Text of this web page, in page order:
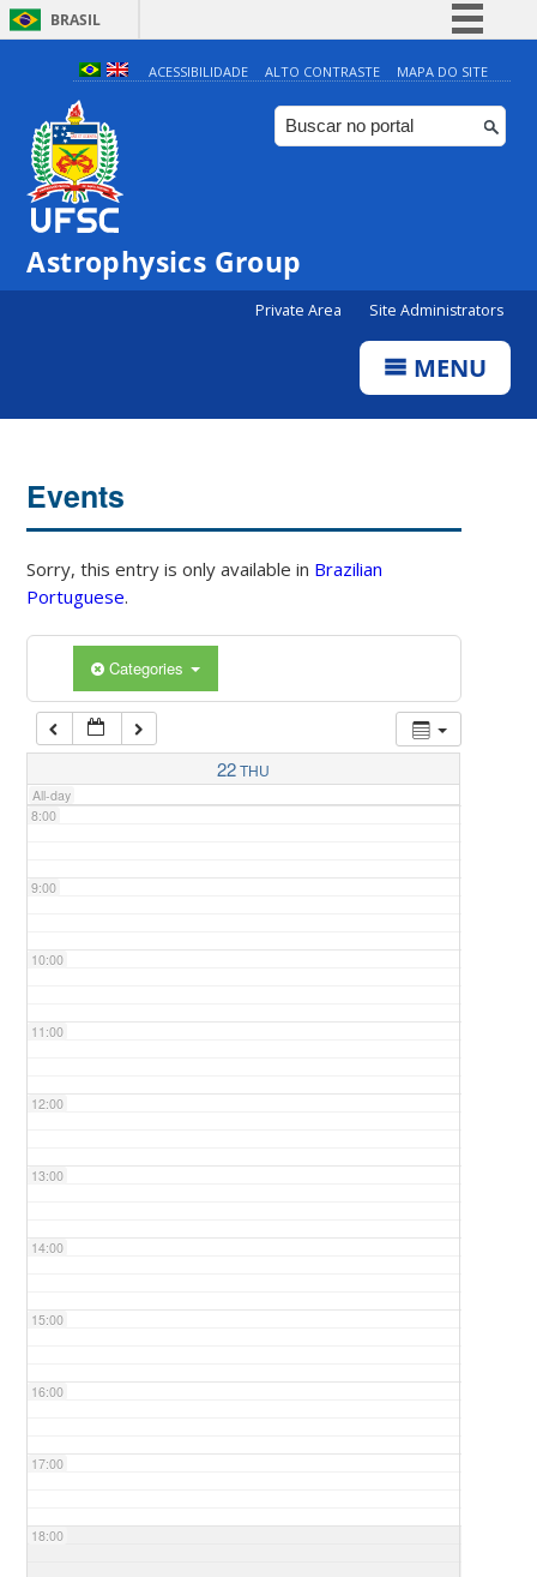
BRASIL
Simplifique!
Comunica BR
Participe
ACESSIBILIDADE ALTO CONTRASTE MAPA DO SITE
Astrophysics Group
Private Area Site Administrators
MENU
Events
Sorry, this entry is only available in Brazilian
Portuguese.
Categories
22THU
All-day
4:00
5:00
7:00
8:00
9:00
10:00
11:00
12:00
13:00
14:00
15:00
16:00
17:00
18:00